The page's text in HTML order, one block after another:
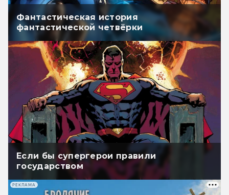
Фантастическая история
фантастической четвёрки
Если бы супергерои правили
государством
РЕКЛАМА